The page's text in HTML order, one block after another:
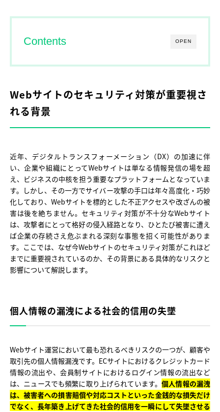
OPEN
Contents
Webサイトのセキュリティ対策が重要視さ
れる背景
近年、デジタルトランスフォーメーション（DX）の加速に伴
い、企業や組織にとってWebサイトは単なる情報発信の場を超
え、ビジネスの中核を担う重要なプラットフォームとなっていま
す。しかし、その一方でサイバー攻撃の手口は年々高度化・巧妙
化しており、Webサイトを標的とした不正アクセスや改ざんの被
害は後を絶ちません。セキュリティ対策が不十分なWebサイト
は、攻撃者にとって格好の侵入経路となり、ひとたび被害に遭え
ば企業の存続さえ危ぶまれる深刻な事態を招く可能性がありま
す。ここでは、なぜ今Webサイトのセキュリティ対策がこれほど
までに重要視されているのか、その背景にある具体的なリスクと
影響について解説します。
個人情報の漏洩による社会的信用の失墜
Webサイト運営において最も恐れるべきリスクの一つが、顧客や
取引先の個人情報漏洩です。ECサイトにおけるクレジットカード
情報の流出や、会員制サイトにおけるログイン情報の流出など
は、ニュースでも頻繁に取り上げられています。個人情報の漏洩
は、被害者への損害賠償や対応コストといった金銭的な損失だけ
でなく、長年築き上げてきた社会的信用を一瞬にして失墜させる